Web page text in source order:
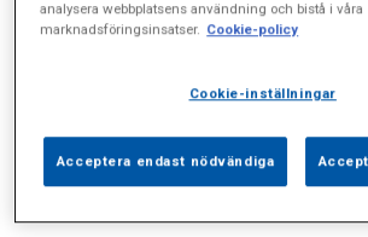
analysera webbplatsens användning och bistå i våra
marknadsföringsinsatser. Cookie-policy
Cookie-inställningar
Acceptera endast nödvändiga